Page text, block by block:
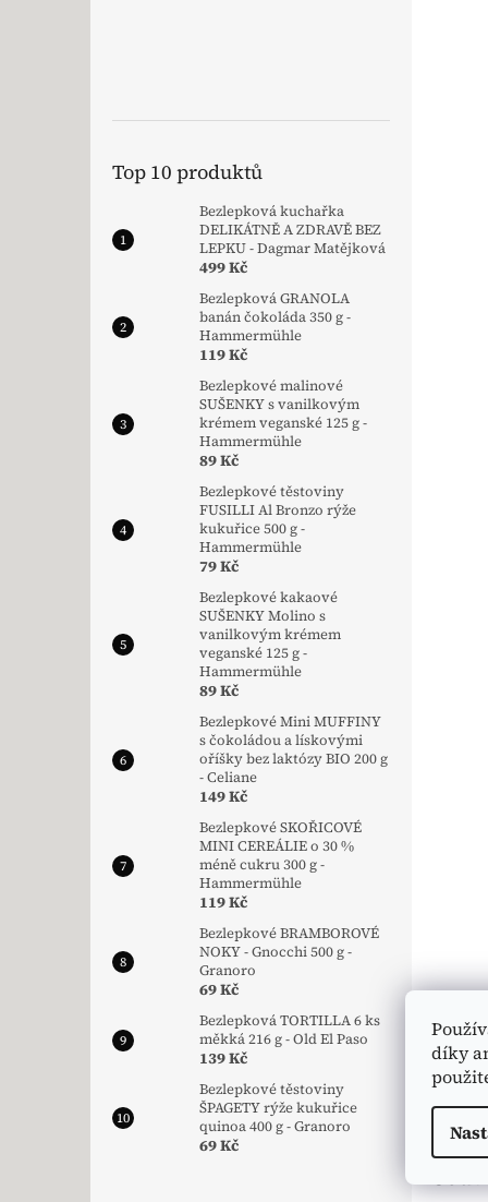
díky
Top 10 produktů
Bezlepková kuchařka
DELIKÁTNĚ A ZDRAVĚ BEZ
LEPKU - Dagmar Matějková
499 Kč
Bezlepková GRANOLA
banán čokoláda 350 g -
Hammermühle
119 Kč
Bezlepkové malinové
SUŠENKY s vanilkovým
krémem veganské 125 g -
Hammermühle
89 Kč
Bezlepkové těstoviny
FUSILLI Al Bronzo rýže
kukuřice 500 g -
Hammermühle
79 Kč
Bezlepkové kakaové
SUŠENKY Molino s
vanilkovým krémem
veganské 125 g -
Hammermühle
89 Kč
Bezlepkové Mini MUFFINY
s čokoládou a lískovými
oříšky bez laktózy BIO 200 g
- Celiane
149 Kč
Bezlepkové SKOŘICOVÉ
MINI CEREÁLIE o 30 %
méně cukru 300 g -
Hammermühle
119 Kč
Bezlepkové BRAMBOROVÉ
NOKY - Gnocchi 500 g -
Granoro
69 Kč
Bezlepková TORTILLA 6 ks
měkká 216 g - Old El Paso
139 Kč
Bezlepkové těstoviny
ŠPAGETY rýže kukuřice
quinoa 400 g - Granoro
69 Kč